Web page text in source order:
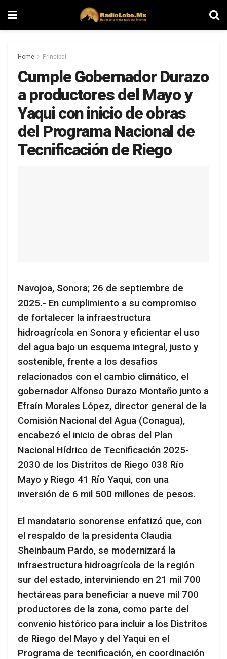
Home Principal
Cumple Gobernador Durazo
a productores del Mayo y
Yaqui con inicio de obras
del Programa Nacional de
Tecnificación de Riego
Navojoa, Sonora; 26 de septiembre de
2025.- En cumplimiento a su compromiso
de fortalecer la infraestructura
hidroagrícola en Sonora y eficientar el uso
del agua bajo un esquema integral, justo y
sostenible, frente a los desafíos
relacionados con el cambio climático, el
gobernador Alfonso Durazo Montaño junto a
Efraín Morales López, director general de la
Comisión Nacional del Agua (Conagua),
encabezó el inicio de obras del Plan
Nacional Hídrico de Tecnificación 2025-
2030 de los Distritos de Riego 038 Río
Mayo y Riego 41 Río Yaqui, con una
inversión de 6 mil 500 millones de pesos.
El mandatario sonorense enfatizó que, con
el respaldo de la presidenta Claudia
Sheinbaum Pardo, se modernizará la
infraestructura hidroagrícola de la región
sur del estado, interviniendo en 21 mil 700
hectáreas para beneficiar a nueve mil 700
productores de la zona, como parte del
convenio histórico para incluir a los Distritos
de Riego del Mayo y del Yaqui en el
Programa de tecnificación, en coordinación